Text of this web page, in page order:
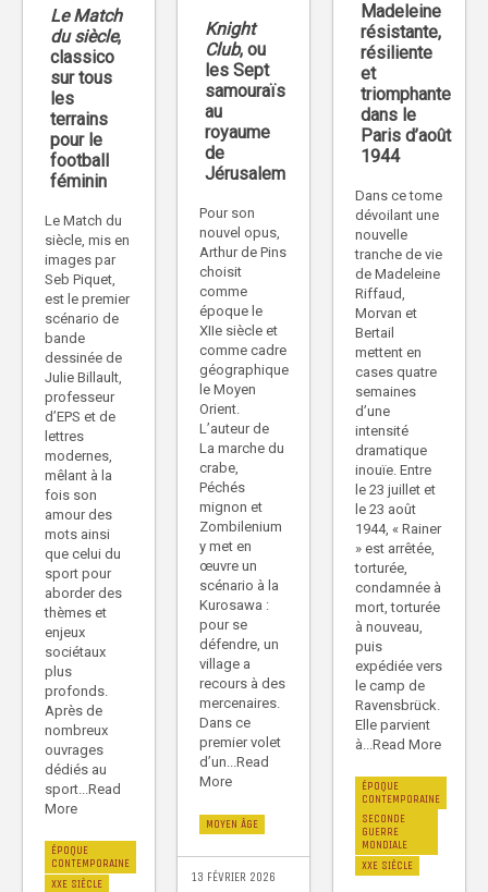
Le Match
du siècle,
classico
sur tous
les
terrains
pour le
football
féminin
Le Match du
siècle, mis en
images par
Seb Piquet,
est le premier
scénario de
bande
dessinée de
Julie Billault,
professeur
d’EPS et de
lettres
modernes,
mêlant à la
fois son
amour des
mots ainsi
que celui du
sport pour
aborder des
thèmes et
enjeux
sociétaux
plus
profonds.
Après de
nombreux
ouvrages
dédiés au
sport...Read
More
ÉPOQUE
CONTEMPORAINE
XXE SIÈCLE
Knight
Club, ou
les Sept
samouraïs
au
royaume
de
Jérusalem
Pour son
nouvel opus,
Arthur de Pins
choisit
comme
époque le
XIIe siècle et
comme cadre
géographique
le Moyen
Orient.
L’auteur de
La marche du
crabe,
Péchés
mignon et
Zombilenium
y met en
œuvre un
scénario à la
Kurosawa :
pour se
défendre, un
village a
recours à des
mercenaires.
Dans ce
premier volet
d’un...Read
More
MOYEN ÂGE
13 FÉVRIER 2026
Madeleine
résistante,
résiliente
et
triomphante
dans le
Paris d’août
1944
Dans ce tome
dévoilant une
nouvelle
tranche de vie
de Madeleine
Riffaud,
Morvan et
Bertail
mettent en
cases quatre
semaines
d’une
intensité
dramatique
inouïe. Entre
le 23 juillet et
le 23 août
1944, « Rainer
» est arrêtée,
torturée,
condamnée à
mort, torturée
à nouveau,
puis
expédiée vers
le camp de
Ravensbrück.
Elle parvient
à...Read More
ÉPOQUE
CONTEMPORAINE
SECONDE
GUERRE
MONDIALE
XXE SIÈCLE